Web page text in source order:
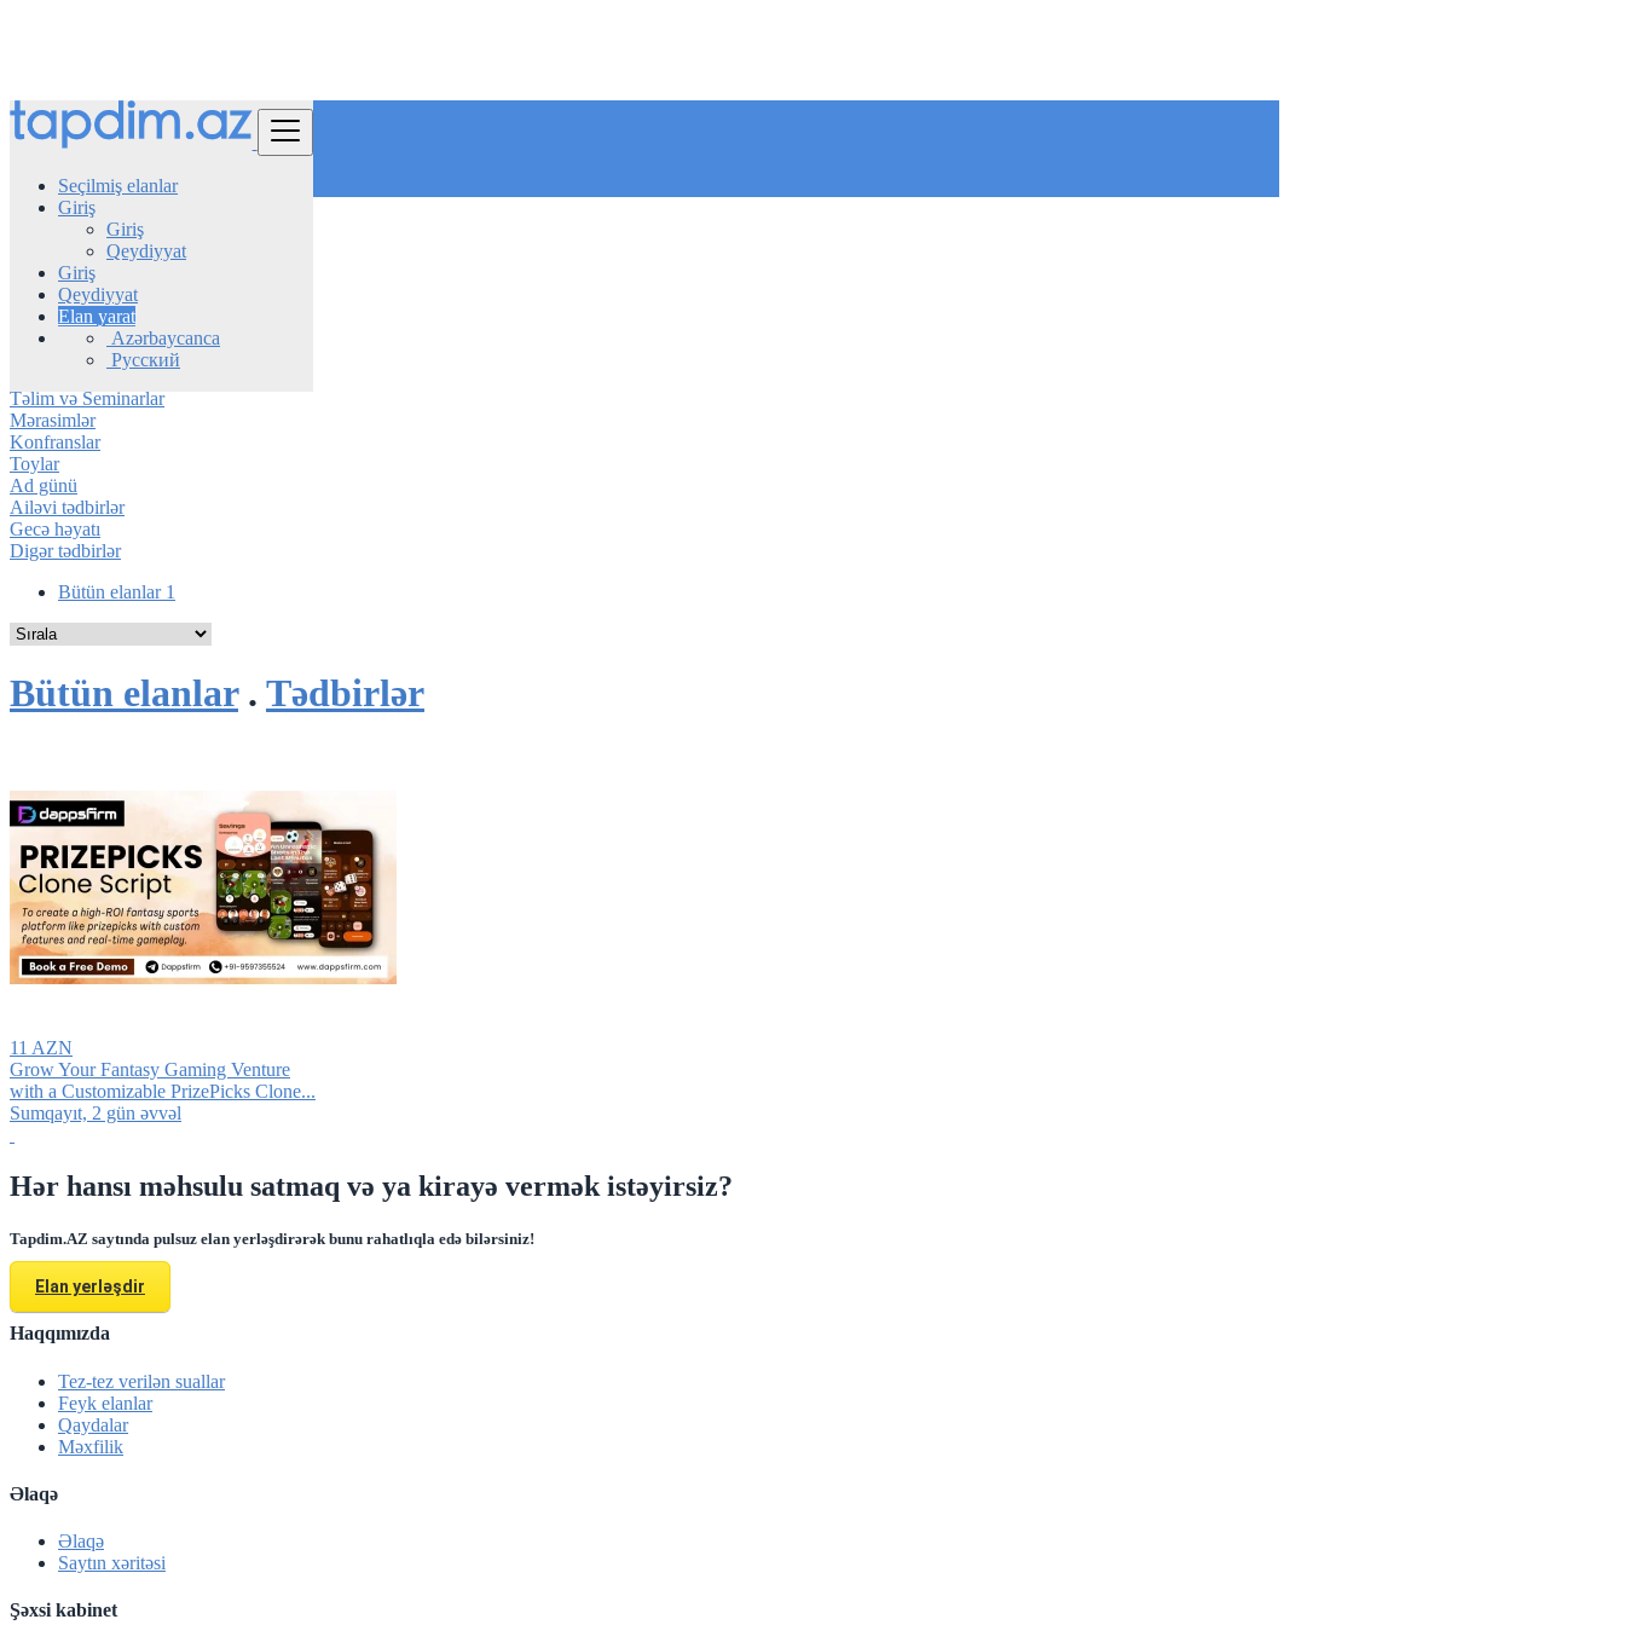
Seçilmiş elanlar
Giriş
Giriş
Qeydiyyat
Giriş
Qeydiyyat
Elan yarat
Azərbaycanca
Русский
Tap
Azerbaijan
Tədbirlər
Konsertlər və Festivallar
Şəbəkə və Görüşlər
İdman və açıq hava tədbirləri
Təlim və Seminarlar
Mərasimlər
Konfranslar
Toylar
Ad günü
Ailəvi tədbirlər
Gecə həyatı
Digər tədbirlər
Bütün elanlar 1
Bütün elanlar. Tədbirlər
11 AZN
Grow Your Fantasy Gaming Venture
with a Customizable PrizePicks Clone...
Sumqayıt, 2 gün əvvəl
Hər hansı məhsulu satmaq və ya kirayə vermək istəyirsiz?
Tapdim.AZ saytında pulsuz elan yerləşdirərək bunu rahatlıqla edə bilərsiniz!
Elan yerləşdir
Haqqımızda
Tez-tez verilən suallar
Feyk elanlar
Qaydalar
Məxfilik
Əlaqə
Əlaqə
Saytın xəritəsi
Şəxsi kabinet